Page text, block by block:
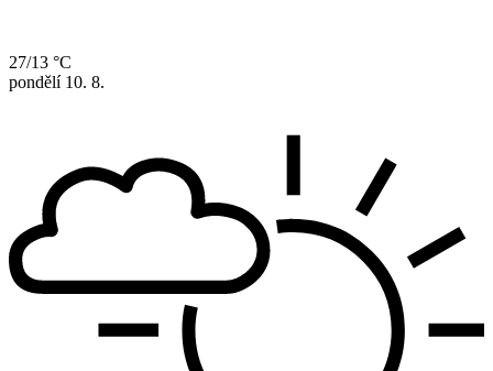
27/13 °C
pondělí 10. 8.